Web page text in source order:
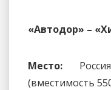
«Автодор» –
Место:
(вместимость